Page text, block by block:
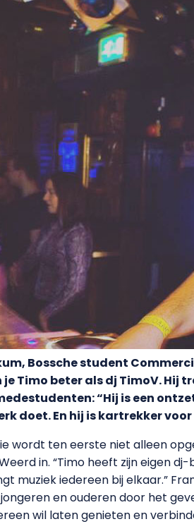
Bossche student
je Timo beter als dj TimoV. Hij
“Hij is een
doet. En hij is kartrekker
wordt ten eerste niet alleen
in. “Timo heeft zijn eigen
muziek iedereen bij elkaar.”
en ouderen door het
wil laten genieten en